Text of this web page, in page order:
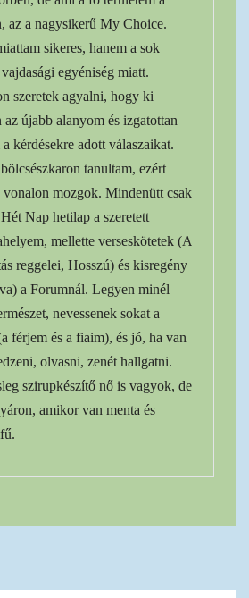
az a nagysikerű My Choice.
sikeres, hanem a sok
egyéniség miatt.
szeretek agyalni, hogy ki
az újabb alanyom és izgatottan
kérdésekre adott válaszaikat.
tanultam, ezért
vonalon mozgok. Mindenütt csak
Nap hetilap a szeretett
mellette verseskötetek (A
reggelei, Hosszú) és kisregény
a Forumnál. Legyen minél
nevessenek sokat a
férjem és a fiaim), és jó, ha van
olvasni, zenét hallgatni.
szirupkészítő nő is vagyok, de
amikor van menta és